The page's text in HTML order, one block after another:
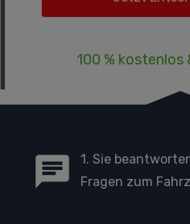
100 % kostenlos
1. Sie
Fragen zum